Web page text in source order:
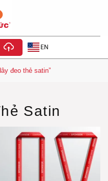
EN
đeo thẻ satin”
Satin